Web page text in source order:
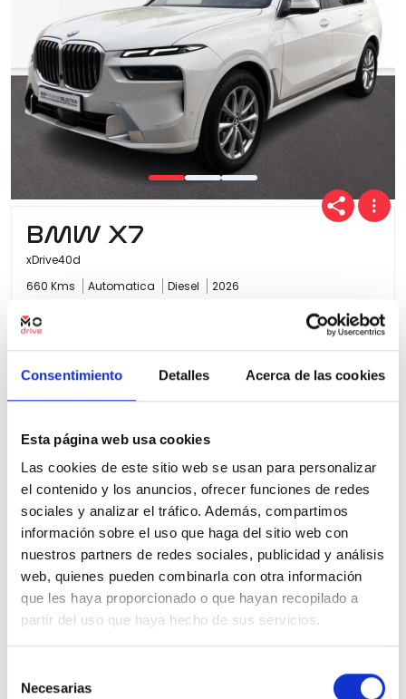
Consentimiento Detalles Acerca de las cookies
Esta página web usa cookies
Las cookies de este sitio web se usan para personalizar
el contenido y los anuncios, ofrecer funciones de redes
sociales y analizar el tráfico. Además, compartimos
información sobre el uso que haga del sitio web con
nuestros partners de redes sociales, publicidad y análisis
web, quienes pueden combinarla con otra información
que les haya proporcionado o que hayan recopilado a
partir del uso que haya hecho de sus servicios.
Necesarias
BMW X7
xDrive40d
660 Kms
Automatica Diesel 2026
Precio financiado 100%
104.900€ 1.632,98€/mes
Precio al contado: 105.900 €
100% Online Segunda mano